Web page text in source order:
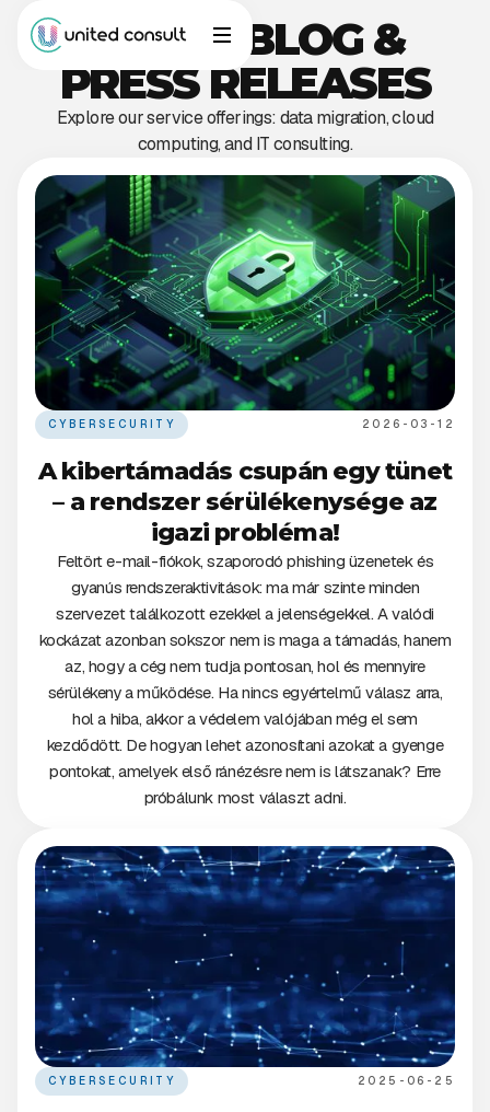
NEWS, BLOG &
PRESS RELEASES
Explore our service offerings: data migration, cloud
computing, and IT consulting.
CYBERSECURITY 2026-03-12
A kibertámadás csupán egy tünet
– a rendszer sérülékenysége az
igazi probléma!
Feltört e-mail-fiókok, szaporodó phishing üzenetek és
gyanús rendszeraktivitások: ma már szinte minden
szervezet találkozott ezekkel a jelenségekkel. A valódi
kockázat azonban sokszor nem is maga a támadás, hanem
az, hogy a cég nem tudja pontosan, hol és mennyire
sérülékeny a működése. Ha nincs egyértelmű válasz arra,
hol a hiba, akkor a védelem valójában még el sem
kezdődött. De hogyan lehet azonosítani azokat a gyenge
pontokat, amelyek első ránézésre nem is látszanak? Erre
próbálunk most választ adni.
CYBERSECURITY 2025-06-25